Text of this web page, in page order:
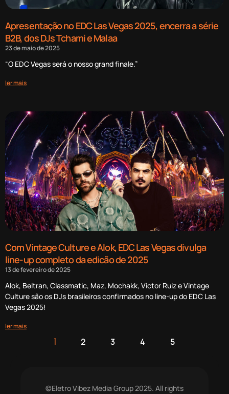
Apresentação no EDC Las Vegas 2025, encerra a série
B2B, dos DJs Tchami e Malaa
23 de maio de 2025
“O EDC Vegas será o nosso grand finale.”
ler mais
Com Vintage Culture e Alok, EDC Las Vegas divulga
line-up completo da edicão de 2025
13 de fevereiro de 2025
Alok, Beltran, Classmatic, Maz, Mochakk, Victor Ruiz e Vintage
Culture são os DJs brasileiros confirmados no line-up do EDC Las
Vegas 2025!
ler mais
1 2 3 4 5
©Eletro Vibez Media Group 2025. All rights